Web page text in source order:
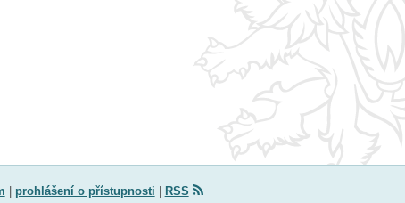
prohlášení o přístupnosti RSS